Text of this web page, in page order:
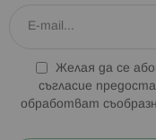
Желая да се
съгласие
обработват